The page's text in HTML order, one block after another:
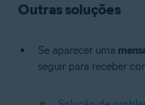
Outras soluções
Se aparecer uma
seguir para receber